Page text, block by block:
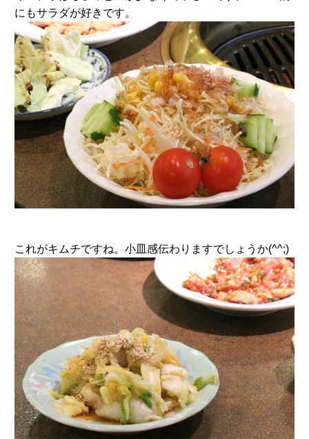
にもサラダが好きです。
これがキムチですね。小皿感伝わりますでしょうか(^^;)